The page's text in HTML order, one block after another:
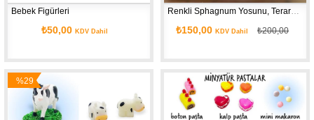
Bebek Figürleri
₺50,00 KDV Dahil ₺150,00KDV Dahil ₺200,00
%29
İndirim